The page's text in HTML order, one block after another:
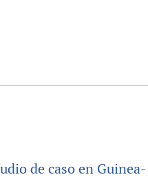
de caso en Guinea-